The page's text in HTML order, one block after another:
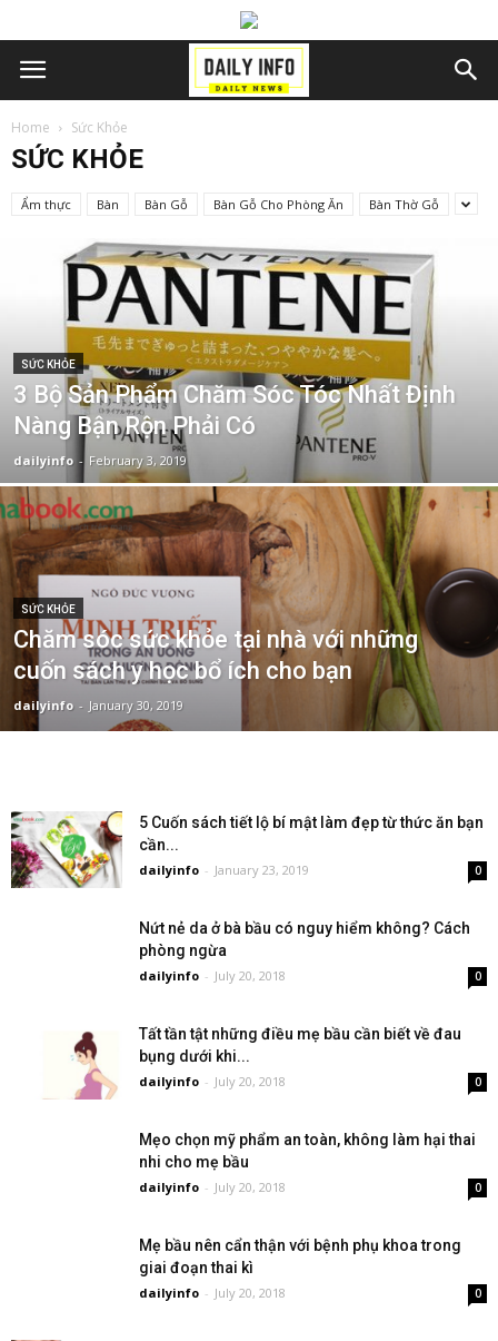
Home Sức Khỏe
SỨC KHỎE
Ẩm thực Bàn Bàn Gỗ Bàn Gỗ Cho Phòng Ăn Bàn Thờ Gỗ
SỨC KHỎE
3 Bộ Sản Phẩm Chăm Sóc Tóc Nhất Định
Nàng Bận Rộn Phải Có
dailyinfo - February 3, 2019
SỨC KHỎE
Chăm sóc sức khỏe tại nhà với những
cuốn sách y học bổ ích cho bạn
dailyinfo - January 30, 2019
5 Cuốn sách tiết lộ bí mật làm đẹp từ thức ăn bạn
cần...
dailyinfo - January 23, 2019 0
Nứt nẻ da ở bà bầu có nguy hiểm không? Cách
phòng ngừa
dailyinfo - July 20, 2018 0
Tất tần tật những điều mẹ bầu cần biết về đau
bụng dưới khi...
dailyinfo - July 20, 2018 0
Mẹo chọn mỹ phẩm an toàn, không làm hại thai
nhi cho mẹ bầu
dailyinfo - July 20, 2018 0
Mẹ bầu nên cẩn thận với bệnh phụ khoa trong
giai đoạn thai kì
dailyinfo - July 20, 2018 0